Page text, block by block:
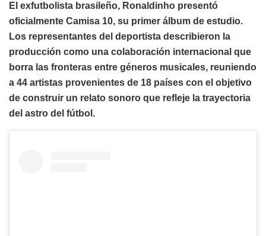
El exfutbolista brasileño, Ronaldinho presentó
oficialmente Camisa 10, su primer álbum de estudio.
Los representantes del deportista describieron la
producción como una colaboración internacional que
borra las fronteras entre géneros musicales, reuniendo
a 44 artistas provenientes de 18 países con el objetivo
de construir un relato sonoro que refleje la trayectoria
del astro del fútbol.